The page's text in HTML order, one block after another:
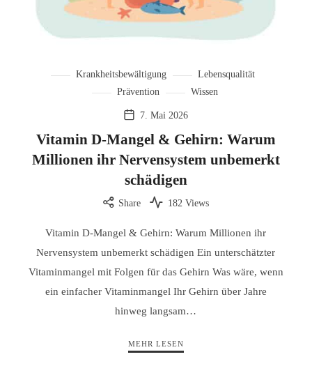
Krankheitsbewältigung
Lebensqualität
Prävention
Wissen
7. Mai 2026
Vitamin D-Mangel & Gehirn: Warum
Millionen ihr Nervensystem unbemerkt
schädigen
Share 182 Views
Vitamin D-Mangel & Gehirn: Warum Millionen ihr
Nervensystem unbemerkt schädigen Ein unterschätzter
Vitaminmangel mit Folgen für das Gehirn Was wäre, wenn
ein einfacher Vitaminmangel Ihr Gehirn über Jahre
hinweg langsam…
MEHR LESEN